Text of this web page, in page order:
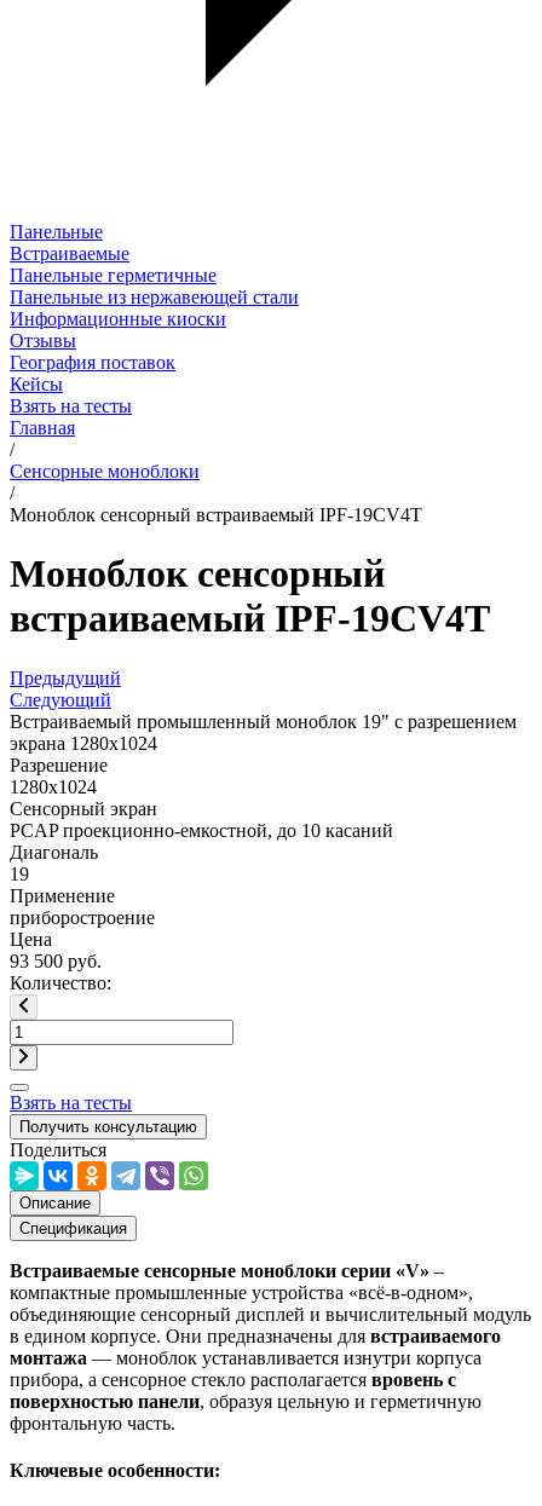
Панельные
Встраиваемые
Панельные герметичные
Панельные из нержавеющей стали
Информационные киоски
Отзывы
География поставок
Кейсы
Взять на тесты
Главная
/
Сенсорные моноблоки
/
Моноблок сенсорный встраиваемый IPF-19CV4T
Моноблок сенсорный
встраиваемый IPF-19CV4T
Предыдущий
Следующий
Встраиваемый промышленный моноблок 19" с разрешением
экрана 1280x1024
Разрешение
1280x1024
Сенсорный экран
PCAP проекционно-емкостной, до 10 касаний
Диагональ
19
Применение
приборостроение
Цена
93 500 руб.
Количество:
Взять на тесты
Получить консультацию
Поделиться
Описание
Спецификация
Встраиваемые сенсорные моноблоки серии «V» –
компактные промышленные устройства «всё-в-одном»,
объединяющие сенсорный дисплей и вычислительный модуль
в едином корпусе. Они предназначены для встраиваемого
монтажа — моноблок устанавливается изнутри корпуса
прибора, а сенсорное стекло располагается вровень с
поверхностью панели, образуя цельную и герметичную
фронтальную часть.
Ключевые особенности: